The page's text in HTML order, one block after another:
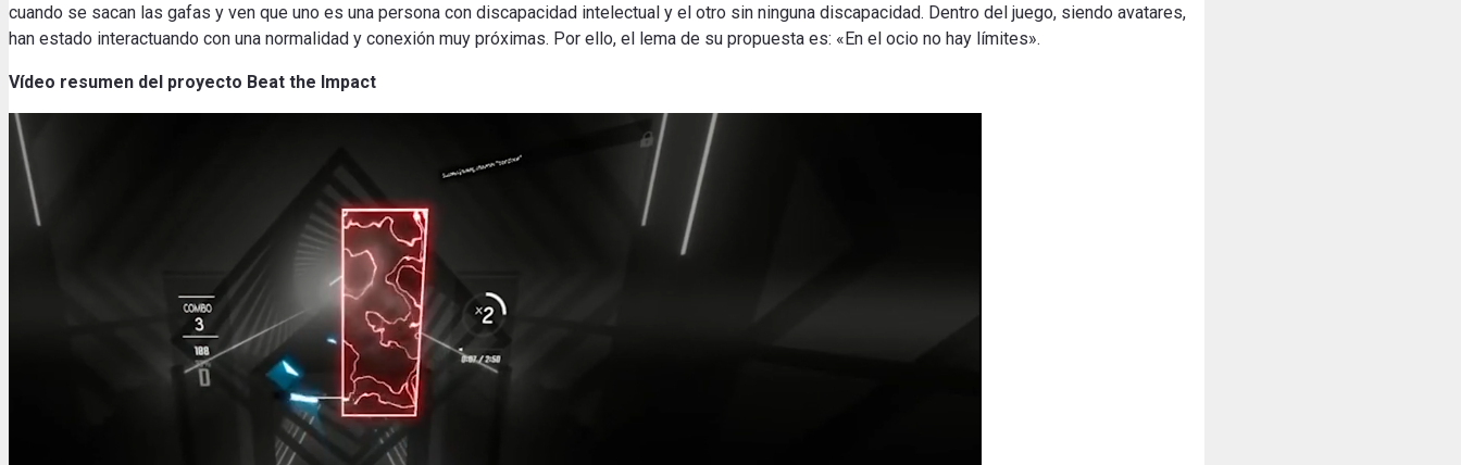
cuando se sacan las gafas y ven que uno es una persona con discapacidad intelectual y el otro sin ninguna discapacidad. Dentro del juego, siendo avatares,
han estado interactuando con una normalidad y conexión muy próximas. Por ello, el lema de su propuesta es: «En el ocio no hay límites».
Vídeo resumen del proyecto Beat the Impact